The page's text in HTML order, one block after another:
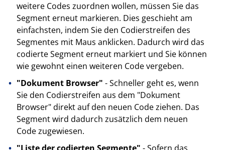
weitere Codes zuordnen wollen, müssen Sie das
Segment erneut markieren. Dies geschieht am
einfachsten, indem Sie den Codierstreifen des
Segmentes mit Maus anklicken. Dadurch wird das
codierte Segment erneut markiert und Sie können
wie gewohnt einen weiteren Code vergeben.
"Dokument Browser" - Schneller geht es, wenn
Sie den Codierstreifen aus dem "Dokument
Browser" direkt auf den neuen Code ziehen. Das
Segment wird dadurch zusätzlich dem neuen
Code zugewiesen.